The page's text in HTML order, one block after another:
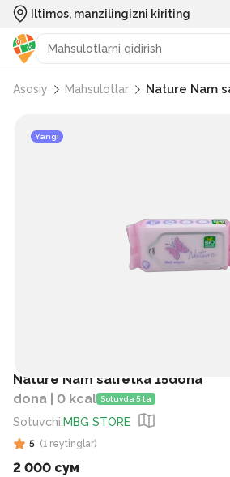
Iltimos, manzilingizni kiriting
Asosiy Mahsulotlar Nature Nam
Yangi
Nature Nam salfetka 15dona
dona | 0 kcal Sotuvda 5 ta
Sotuvchi:MBG STORE
5 (1 reytinglar)
2 000 сум